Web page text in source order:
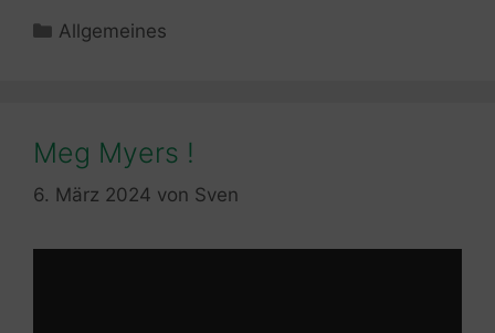
Kategorien
Allgemeines
Meg Myers !
6. März 2024 von Sven